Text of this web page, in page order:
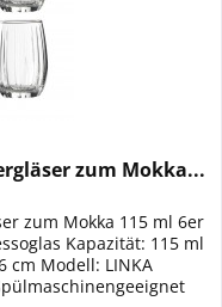
zum Mokka...
zum Mokka 115 ml 6er
Kapazität: 115 ml
cm Modell: LINKA